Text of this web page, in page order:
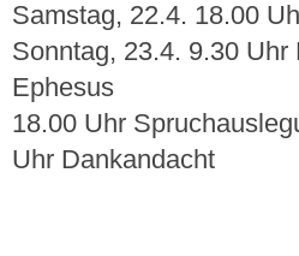
Samstag, 22.4. 18.00
Sonntag, 23.4. 9.30
Ephesus
18.00 Uhr
Uhr Dankandacht